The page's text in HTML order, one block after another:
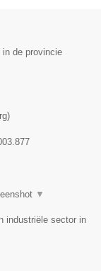
de provincie
)
▼
industriële sector in